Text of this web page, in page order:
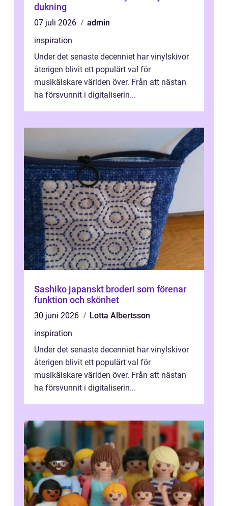
dukning
07 juli 2026
admin
inspiration
Under det senaste decenniet har vinylskivor
återigen blivit ett populärt val för
musikälskare världen över. Från att nästan
ha försvunnit i digitaliserin...
Sashiko japanskt broderi som förenar
funktion och skönhet
30 juni 2026
Lotta Albertsson
inspiration
Under det senaste decenniet har vinylskivor
återigen blivit ett populärt val för
musikälskare världen över. Från att nästan
ha försvunnit i digitaliserin...